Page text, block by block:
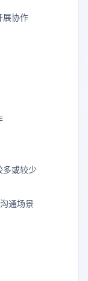
展协作
多或较少
通场景